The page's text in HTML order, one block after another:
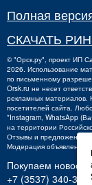
Полная
СКАЧАТЬ
©"Орск.ру", проект ИП
2026. Использование
по письменному
Orsk.ru не несет
рекламных материалов.
посетителей сайта.
*Instagram, WhatsApp
на территории
Отзывы и предложения о
Модерация объявлений
Покупаем новости:
+7 (3537) 340-